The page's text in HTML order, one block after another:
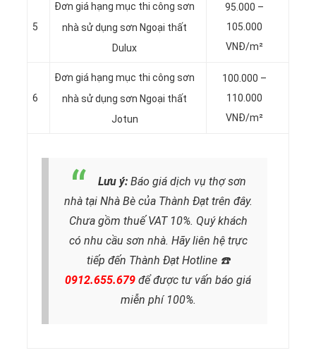
5
Đơn giá hạng mục thi công sơn
nhà sử dụng sơn Ngoại thất
Dulux
95.000 –
105.000
VNĐ/m²
6
Đơn giá hạng mục thi công sơn
nhà sử dụng sơn Ngoại thất
Jotun
100.000 –
110.000
VNĐ/m²
Lưu ý: Báo giá dịch vụ thợ sơn
nhà tại Nhà Bè của Thành Đạt trên đây.
Chưa gồm thuế VAT 10%. Quý khách
có nhu cầu sơn nhà. Hãy liên hệ trực
tiếp đến Thành Đạt Hotline ☎️
0912.655.679 để được tư vấn báo giá
miễn phí 100%.